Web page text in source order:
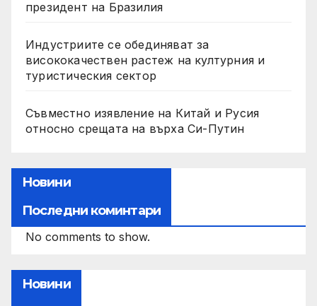
президент на Бразилия
Индустриите се обединяват за
висококачествен растеж на културния и
туристическия сектор
Съвместно изявление на Китай и Русия
относно срещата на върха Си-Путин
Новини
Последни коминтари
No comments to show.
Новини